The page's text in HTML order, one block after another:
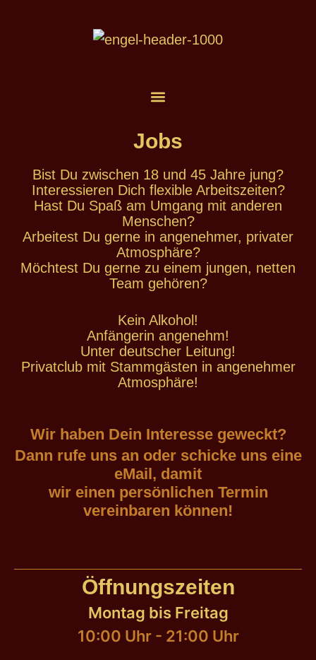
Jobs
Bist Du zwischen 18 und 45 Jahre jung?
Interessieren Dich flexible Arbeitszeiten?
Hast Du Spaß am Umgang mit anderen
Menschen?
Arbeitest Du gerne in angenehmer, privater
Atmosphäre?
Möchtest Du gerne zu einem jungen, netten
Team gehören?
Kein Alkohol!
Anfängerin angenehm!
Unter deutscher Leitung!
Privatclub mit Stammgästen in angenehmer
Atmosphäre!
Wir haben Dein Interesse geweckt?
Dann rufe uns an oder schicke uns eine
eMail, damit
wir einen persönlichen Termin
vereinbaren können!
Öffnungszeiten
Montag bis Freitag
10:00 Uhr - 21:00 Uhr